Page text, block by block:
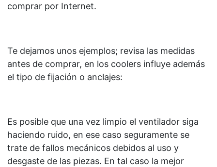
comprar por Internet.
Te dejamos unos ejemplos; revisa las medidas
antes de comprar, en los coolers influye además
el tipo de fijación o anclajes:
Es posible que una vez limpio el ventilador siga
haciendo ruido, en ese caso seguramente se
trate de fallos mecánicos debidos al uso y
desgaste de las piezas. En tal caso la mejor